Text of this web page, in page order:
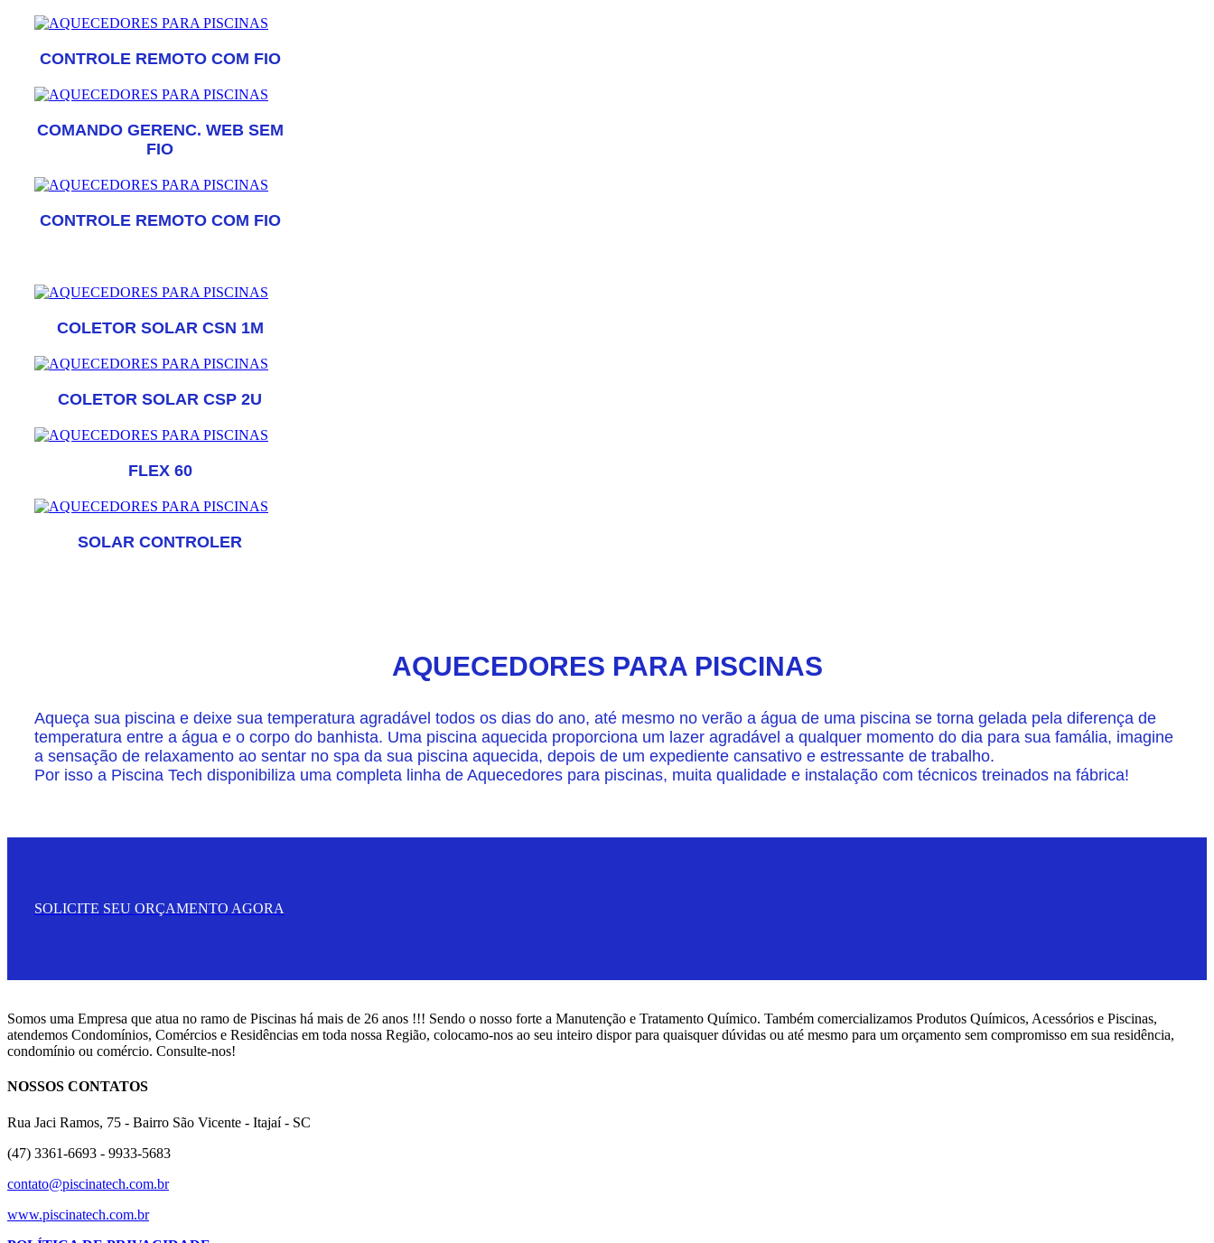
CONTROLE REMOTO COM FIO
COMANDO GERENC. WEB SEM
FIO
CONTROLE REMOTO COM FIO
COLETOR SOLAR CSN 1M
COLETOR SOLAR CSP 2U
FLEX 60
SOLAR CONTROLER
AQUECEDORES PARA PISCINAS
Aqueça sua piscina e deixe sua temperatura agradável todos os dias do ano, até mesmo no verão a água de uma piscina se torna gelada pela diferença de
temperatura entre a água e o corpo do banhista. Uma piscina aquecida proporciona um lazer agradável a qualquer momento do dia para sua famália, imagine
a sensação de relaxamento ao sentar no spa da sua piscina aquecida, depois de um expediente cansativo e estressante de trabalho.
Por isso a Piscina Tech disponibiliza uma completa linha de Aquecedores para piscinas, muita qualidade e instalação com técnicos treinados na fábrica!
SOLICITE SEU ORÇAMENTO AGORA
Somos uma Empresa que atua no ramo de Piscinas há mais de 26 anos !!! Sendo o nosso forte a Manutenção e Tratamento Químico. Também comercializamos Produtos Químicos, Acessórios e Piscinas,
atendemos Condomínios, Comércios e Residências em toda nossa Região, colocamo-nos ao seu inteiro dispor para quaisquer dúvidas ou até mesmo para um orçamento sem compromisso em sua residência,
condomínio ou comércio. Consulte-nos!
NOSSOS CONTATOS
Rua Jaci Ramos, 75 - Bairro São Vicente - Itajaí - SC
(47) 3361-6693 - 9933-5683
contato@piscinatech.com.br
www.piscinatech.com.br